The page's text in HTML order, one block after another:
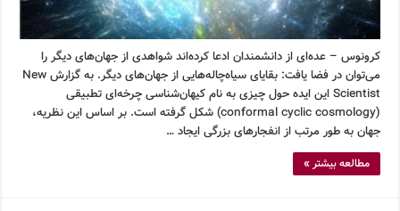
کرونوس – عده‌ای از دانشمندان ادعا کرده‌اند شواهدی از جهان‌های دیگر را
می‌توان در فضا یافت: بقایای سیاه‌چاله‌هایی از جهان‌های دیگر. به گزارش New
Scientist این ایده حول چیزی به نام کیهان‌شناسی چرخه‌ای تطبیقی
(conformal cyclic cosmology) شکل گرفته است. بر اساس این نظریه،
جهان به طور مرتب از انفجارهای بزرگی ایجاد …
مطالعه بیشتر »